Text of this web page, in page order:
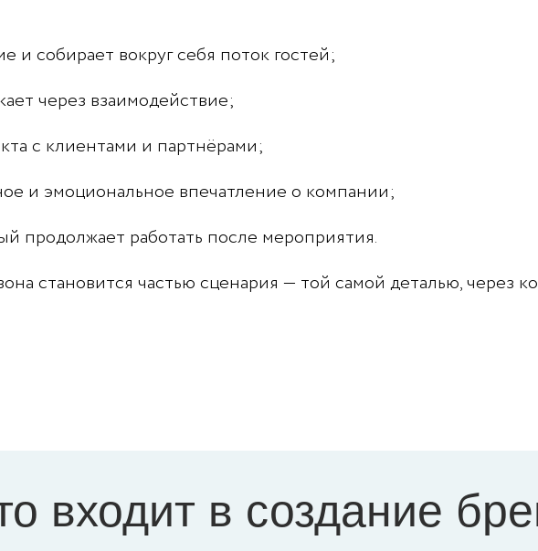
и собирает вокруг себя поток гостей;
через взаимодействие;
с клиентами и партнёрами;
и эмоциональное впечатление о компании;
продолжает работать после мероприятия.
становится частью сценария — той самой деталью, через
входит в создание